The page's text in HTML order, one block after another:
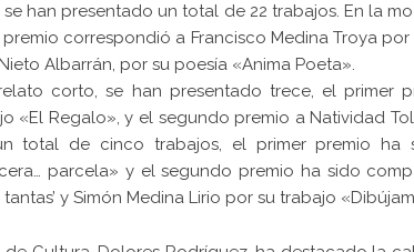
han presentado un total de 22 trabajos. En la
correspondió a Francisco Medina Troya
Albarrán, por su poesía «Anima Poeta».
corto, se han presentado trece, el primer
«El Regalo», y el segundo premio a Natividad
total de cinco trabajos, el primer premio ha
parcela» y el segundo premio ha sido
y Simón Medina Lirio por su trabajo